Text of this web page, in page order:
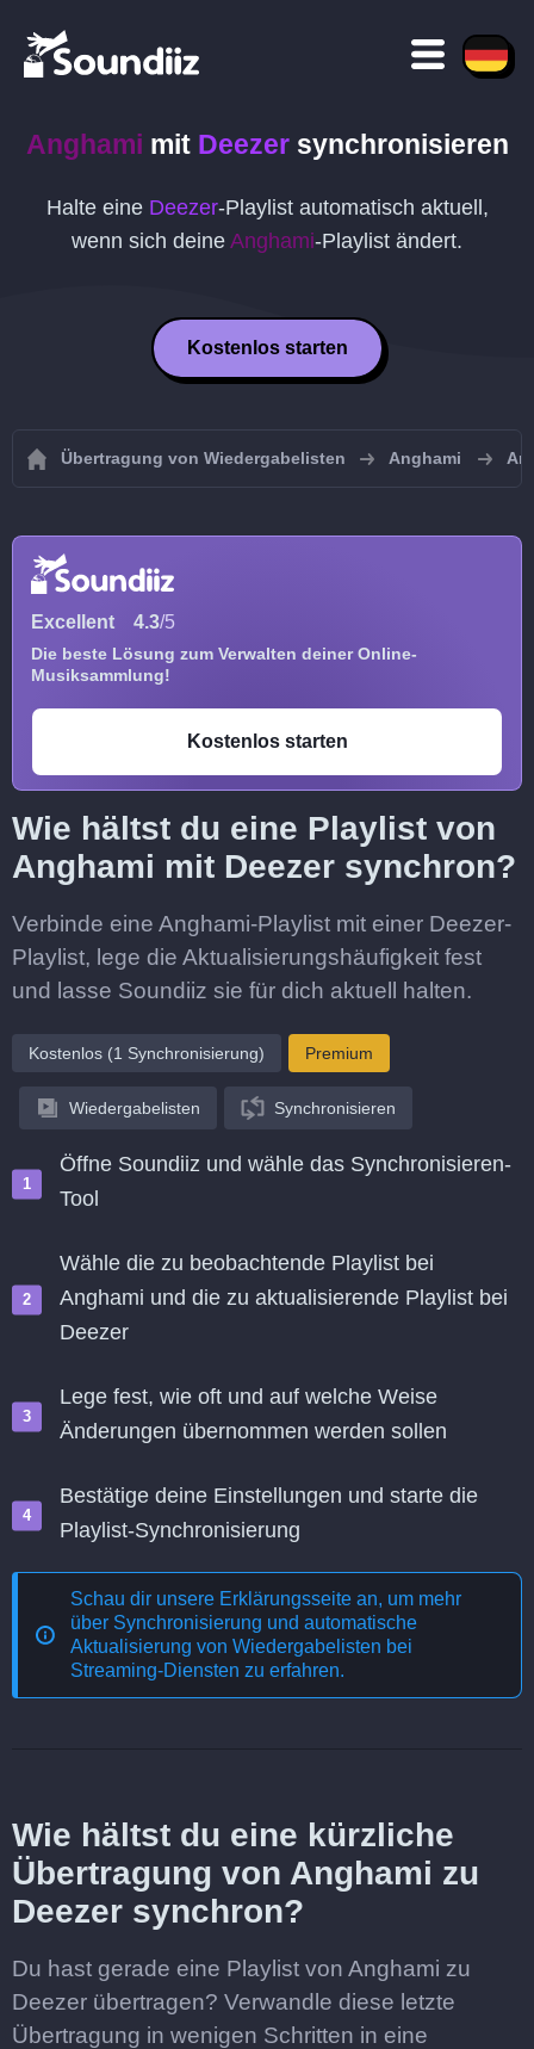
Anghami mit Deezersynchronisieren
Halte eine Deezer-Playlist automatisch aktuell,
wenn sich deine Anghami-Playlist ändert.
Kostenlos starten
Übertragung von Wiedergabelisten Anghami
Excellent 4.3/5
Die beste Lösung zum Verwalten deiner Online-
Musiksammlung!
Kostenlos starten
Wie hältst du eine Playlist von
Anghami mit Deezer synchron?
Verbinde eine Anghami-Playlist mit einer Deezer-
Playlist, lege die Aktualisierungshäufigkeit fest
und lasse Soundiiz sie für dich aktuell halten.
Kostenlos (1 Synchronisierung) Premium
Wiedergabelisten Synchronisieren
Öffne Soundiiz und wähle das Synchronisieren-
Tool
Wähle die zu beobachtende Playlist bei
Anghami und die zu aktualisierende Playlist bei
Deezer
Lege fest, wie oft und auf welche Weise
Änderungen übernommen werden sollen
Bestätige deine Einstellungen und starte die
Playlist-Synchronisierung
Schau dir unsere Erklärungsseite an, um mehr
über Synchronisierung und automatische
Aktualisierung von Wiedergabelisten bei
Streaming-Diensten zu erfahren.
Wie hältst du eine kürzliche
Übertragung von Anghami zu
Deezer synchron?
Du hast gerade eine Playlist von Anghami zu
Deezer übertragen? Verwandle diese letzte
Übertragung in wenigen Schritten in eine